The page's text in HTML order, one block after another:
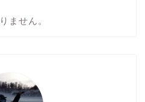
ません。